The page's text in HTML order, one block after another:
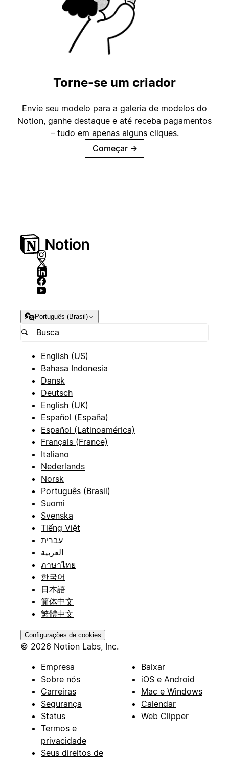
Torne-se um criador
Envie seu modelo para a galeria de modelos do
Notion, ganhe destaque e até receba pagamentos
– tudo em apenas alguns cliques.
Começar →
Português (Brasil)
English (US)
Bahasa Indonesia
Dansk
Deutsch
English (UK)
Español (España)
Español (Latinoamérica)
Français (France)
Italiano
Nederlands
Norsk
Português (Brasil)
Suomi
Svenska
Tiếng Việt
עברית
العربية
ภาษาไทย
한국어
日本語
简体中文
繁體中文
Configurações de cookies
© 2026 Notion Labs, Inc.
Empresa
Sobre nós
Carreiras
Segurança
Status
Termos e
privacidade
Seus direitos de
Baixar
iOS e Android
Mac e Windows
Calendar
Web Clipper